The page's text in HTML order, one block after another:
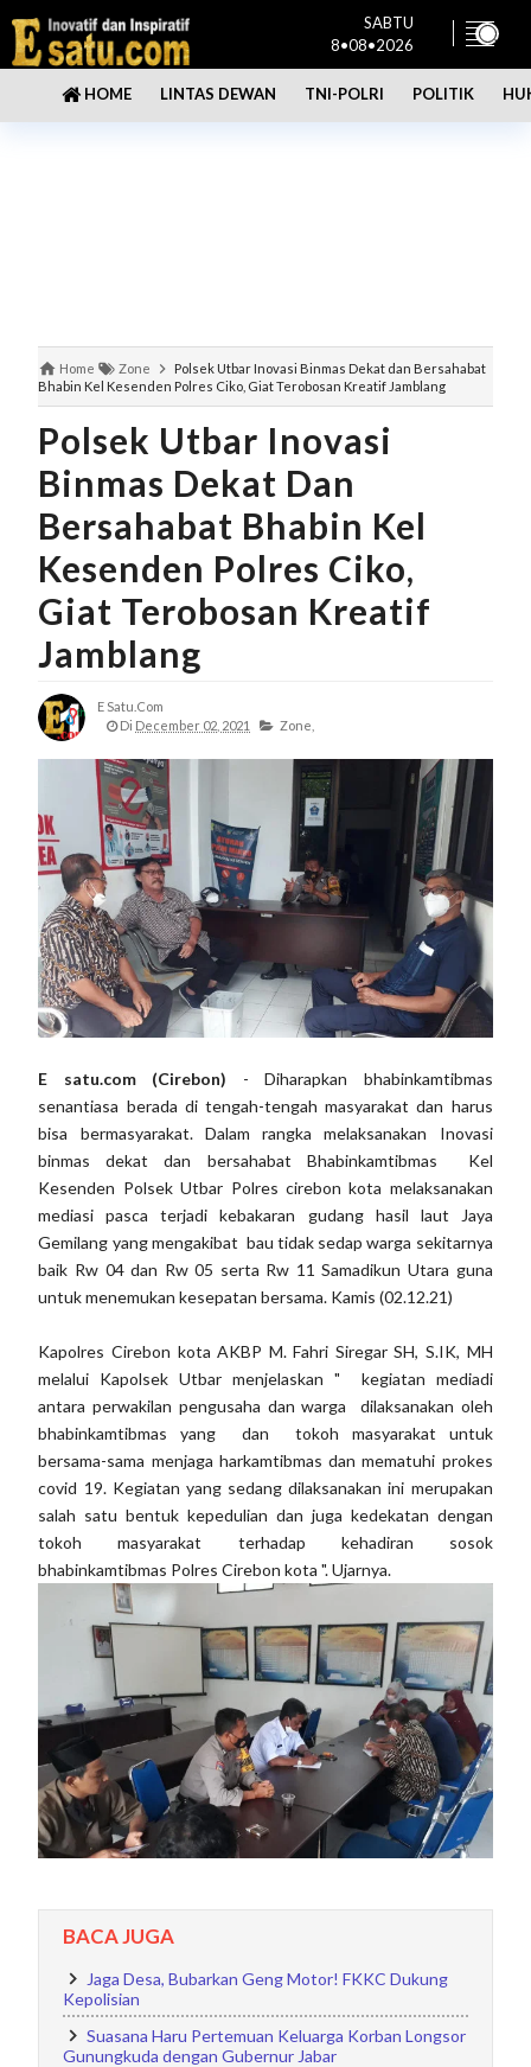
SABTU
8•08•2026
HOME LINTAS DEWAN TNI-POLRI POLITIK
Home Zone
Polsek Utbar Inovasi Binmas Dekat dan Bersahabat
Bhabin Kel Kesenden Polres Ciko, Giat Terobosan Kreatif Jamblang
Polsek Utbar Inovasi
Binmas Dekat Dan
Bersahabat Bhabin Kel
Kesenden Polres Ciko,
Giat Terobosan Kreatif
Jamblang
E Satu.com
Di December 02, 2021 Zone,
E satu.com (Cirebon) - Diharapkan bhabinkamtibmas
senantiasa berada di tengah-tengah masyarakat dan harus
bisa bermasyarakat. Dalam rangka melaksanakan Inovasi
binmas dekat dan bersahabat Bhabinkamtibmas Kel
Kesenden Polsek Utbar Polres cirebon kota melaksanakan
mediasi pasca terjadi kebakaran gudang hasil laut Jaya
Gemilang yang mengakibat bau tidak sedap warga sekitarnya
baik Rw 04 dan Rw 05 serta Rw 11 Samadikun Utara guna
untuk menemukan kesepatan bersama. Kamis (02.12.21)
Kapolres Cirebon kota AKBP M. Fahri Siregar SH, S.IK, MH
melalui Kapolsek Utbar menjelaskan " kegiatan mediadi
antara perwakilan pengusaha dan warga dilaksanakan oleh
bhabinkamtibmas yang dan tokoh masyarakat untuk
bersama-sama menjaga harkamtibmas dan mematuhi prokes
covid 19. Kegiatan yang sedang dilaksanakan ini merupakan
salah satu bentuk kepedulian dan juga kedekatan dengan
tokoh masyarakat terhadap kehadiran sosok
bhabinkamtibmas Polres Cirebon kota ". Ujarnya.
BACA JUGA
Jaga Desa, Bubarkan Geng Motor! FKKC Dukung
Kepolisian
Suasana Haru Pertemuan Keluarga Korban Longsor
Gunungkuda dengan Gubernur Jabar